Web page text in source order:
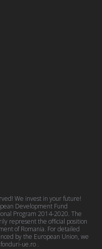
We invest in your future!
Development Fund
Program 2014-2020. The
represent the official position
of Romania. For detailed
by the European Union, we
ue.ro .